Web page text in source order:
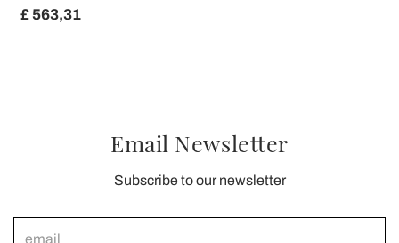
£ 563,31
Email Newsletter
Subscribe to our newsletter